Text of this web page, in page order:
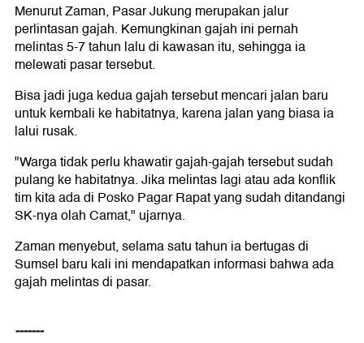
Menurut Zaman, Pasar Jukung merupakan jalur
perlintasan gajah. Kemungkinan gajah ini pernah
melintas 5-7 tahun lalu di kawasan itu, sehingga ia
melewati pasar tersebut.
Bisa jadi juga kedua gajah tersebut mencari jalan baru
untuk kembali ke habitatnya, karena jalan yang biasa ia
lalui rusak.
"Warga tidak perlu khawatir gajah-gajah tersebut sudah
pulang ke habitatnya. Jika melintas lagi atau ada konflik
tim kita ada di Posko Pagar Rapat yang sudah ditandangi
SK-nya olah Camat," ujarnya.
Zaman menyebut, selama satu tahun ia bertugas di
Sumsel baru kali ini mendapatkan informasi bahwa ada
gajah melintas di pasar.
-------